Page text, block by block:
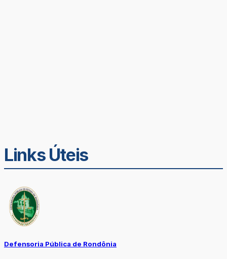
Links Úteis
Defensoria Pública de Rondônia